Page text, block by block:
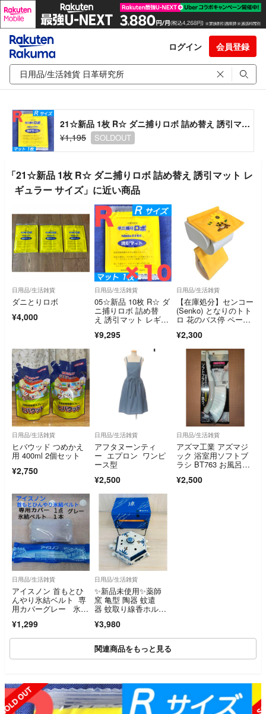
ログイン 会員登録
21☆新品 1枚 R☆ ダニ捕りロボ 詰め替え 誘引マット レギュラー サイズ
¥1,195
SOLDOUT
「21☆新品 1枚 R☆ ダニ捕りロボ 詰め替え 誘引マット レ
ギュラー サイズ」に近い商品
日用品/生活雑貨
ダニとりロボ
¥4,000
日用品/生活雑貨
05☆新品 10枚 R☆ ダ
ニ捕りロボ 詰め替
え 誘引マット レギュ
¥9,295
日用品/生活雑貨
【在庫処分】センコー
(Senko) となりのトト
ロ 花のバス停 ペーパ
¥2,300
日用品/生活雑貨
ヒバウッド つめかえ
用 400ml 2個セット
¥2,750
日用品/生活雑貨
アフタヌーンティ
ー エプロン ワンピ
ース型
¥2,500
日用品/生活雑貨
アズマ工業 アズマジ
ック 浴室用ソフトブ
ラシ BT763 お風呂掃
¥2,500
日用品/生活雑貨
アイスノン 首もとひ
んやり氷結ベルト 専
用カバーグレー 氷結
¥1,299
日用品/生活雑貨
✨新品未使用✨薬師
窯 亀型 陶器 蚊遣
器 蚊取り線香ホルダ
¥3,980
関連商品をもっと見る
SOLD OUT